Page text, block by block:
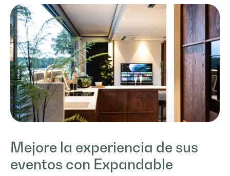
Mejore la experiencia de sus
eventos con Expandable